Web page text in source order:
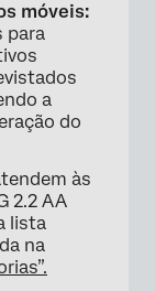
móveis:
para
a
do
às
2.2 AA
lista
na